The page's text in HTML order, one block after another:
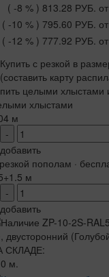
( -8 % ) 813.28 РУБ.
( -10 % ) 795.60 РУБ.
( -12 % ) 777.92 РУБ.
Купить с резкой в
(составить карту
целыми хлыстами
хлыстами
м
-
добавить
пополам ·
м
-
добавить
СКЛАДЕ:
м.